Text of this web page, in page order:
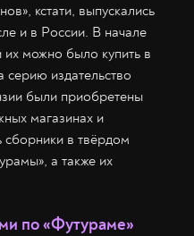
кстати, выпускались
и в России. В начале
можно было купить в
серию издательство
были приобретены
магазинах и
сборники в твёрдом
а также их
по «Футураме»